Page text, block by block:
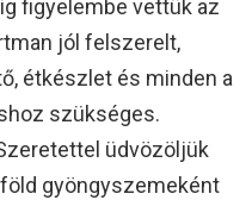
figyelembe vettük az
jól felszerelt,
étkészlet és minden a
szükséges.
üdvözöljük
gyöngyszemeként